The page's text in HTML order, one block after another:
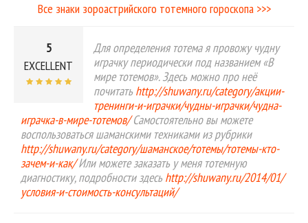
Все знаки зороастрийского тотемного гороскопа >>>
5
EXCELLENT
Для определения тотема я провожу чудну
играчку периодически под названием «В
мире тотемов». Здесь можно про неё
почитать http://shuwany.ru/category/акции-
тренинги-и-играчки/чудны-играчки/чудна-
играчка-в-мире-тотемов/Самостоятельно вы можете
воспользоваться шаманскими техниками из рубрики
http://shuwany.ru/category/шаманское/тотемы/тотемы-кто-
зачем-и-как/Или можете заказать у меня тотемную
диагностику, подробности здесь http://shuwany.ru/2014/01/
условия-и-стоимость-консультаций/